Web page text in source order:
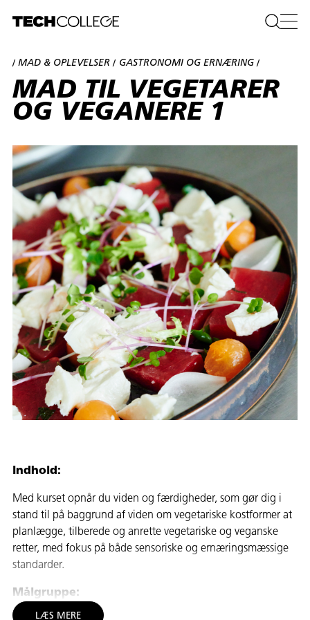
/MAD & OPLEVELSER / GASTRONOMI OG ERNÆRING /
MAD TIL VEGETARER
OG VEGANERE 1
Indhold:
Med kurset opnår du viden og færdigheder, som gør dig i
stand til på baggrund af viden om vegetariske kostformer at
planlægge, tilberede og anrette vegetariske og veganske
retter, med fokus på både sensoriske og ernæringsmæssige
standarder.
Målgruppe:
LÆS MERE